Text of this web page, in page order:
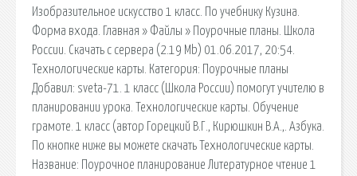
Изобразительное искусство 1 класс. По учебнику Кузина.
Форма входа. Главная » Файлы » Поурочные планы. Школа
России. Скачать с сервера (2.19 Mb) 01.06.2017, 20:54.
Технологические карты. Категория: Поурочные планы
Добавил: sveta-71. 1 класс (Школа России) помогут учителю в
планировании урока. Технологические карты. Обучение
грамоте. 1 класс (автор Горецкий В.Г., Кирюшкин В.А.,. Азбука.
По кнопке ниже вы можете скачать Технологические карты.
Название: Поурочное планирование Литературное чтение 1